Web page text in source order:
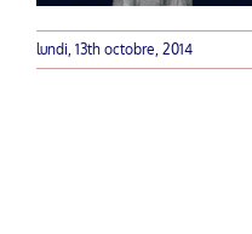
lundi, 13th octobre, 2014